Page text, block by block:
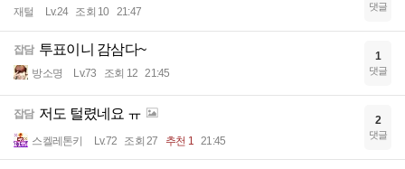
재털 Lv.24 조회 10 21:47 댓글
잡담 투표이니 감삼다~
방소명 Lv.73 조회 12 21:45
1
댓글
잡담 저도 털렸네요 ㅠ
스켈레톤키 Lv.72 조회 27 추천 1 21:45
2
댓글